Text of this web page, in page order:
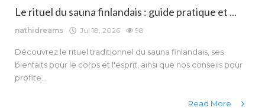
Le rituel du sauna finlandais : guide pratique et ...
nathidreams Jul 18, 2026 98
Découvrez le rituel traditionnel du sauna finlandais, ses
bienfaits pour le corps et l'esprit, ainsi que nos conseils pour
profite...
Read More